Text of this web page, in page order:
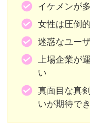
イケメンが
女性は圧倒
迷惑なユー
上場企業が
い
真面目な真
いが期待で